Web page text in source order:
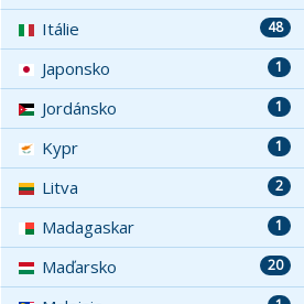
48
Itálie
1
Japonsko
1
Jordánsko
1
Kypr
2
Litva
1
Madagaskar
20
Maďarsko